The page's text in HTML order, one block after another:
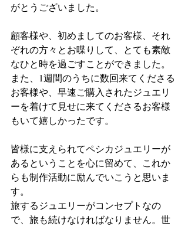
がとうございました。
顧客様や、初めましてのお客様、それ
ぞれの方々とお喋りして、とても素敵
なひと時を過ごすことができました。
また、1週間のうちに数回来てくださる
お客様や、早速ご購入されたジュエリ
ーを着けて見せに来てくださるお客様
もいて嬉しかったです。
皆様に支えられてペシカジュエリーが
あるということを心に留めて、これか
らも制作活動に励んでいこうと思いま
す。
旅するジュエリーがコンセプトなの
で、旅も続けなければなりません。世